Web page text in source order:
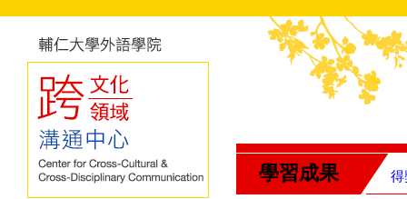
學習成果 得